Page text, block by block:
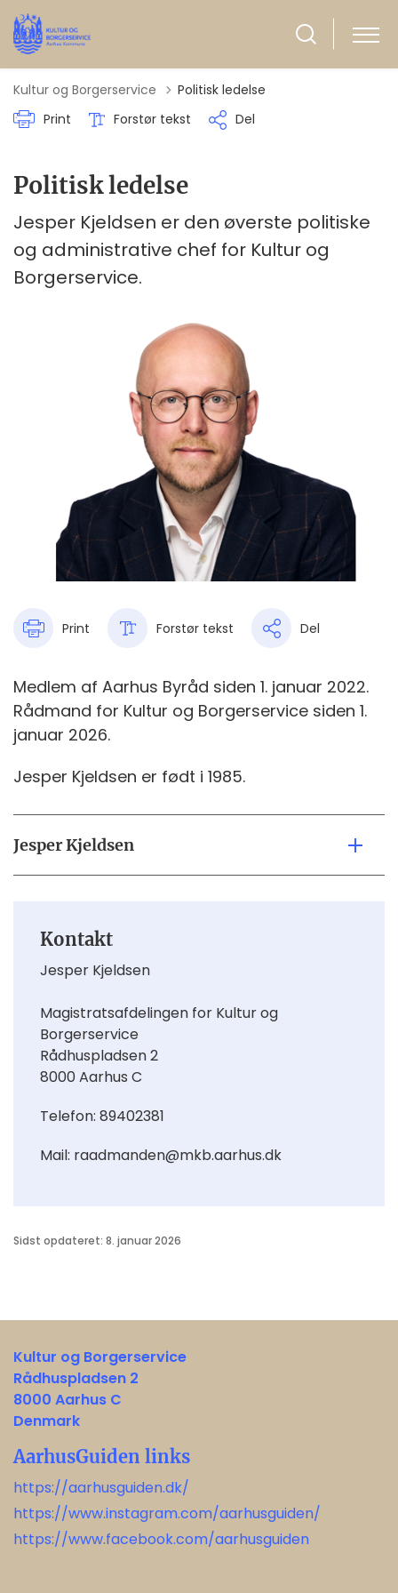
Kultur og Borgerservice
Politisk ledelse
Print
Forstør tekst Del
Politisk ledelse
Jesper Kjeldsen er den øverste politiske
og administrative chef for Kultur og
Borgerservice.
Print Forstør tekst Del
Medlem af Aarhus Byråd siden 1. januar 2022.
Rådmand for Kultur og Borgerservice siden 1.
januar 2026.
Jesper Kjeldsen er født i 1985.
Jesper Kjeldsen
Kontakt
Jesper Kjeldsen
Magistratsafdelingen for Kultur og
Borgerservice
Rådhuspladsen 2
8000Aarhus C
Telefon: 89402381
Mail: raadmanden@mkb.aarhus.dk
Sidst opdateret: 8. januar 2026
Kultur og Borgerservice
Rådhuspladsen 2
8000 Aarhus C
Denmark
AarhusGuiden links
https://aarhusguiden.dk/
https://www.instagram.com/aarhusguiden/
https://www.facebook.com/aarhusguiden